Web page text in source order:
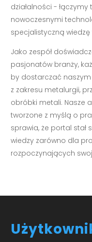
działalności -
nowoczesnymi
specjalistyczną
Jako zespół
pasjonatów branży,
by dostarczać
z zakresu metalurgii,
obróbki metali. Nasze
tworzone z myślą o
sprawia, że portal stał
wiedzy zarówno dla
rozpoczynających